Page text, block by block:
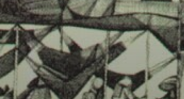
El escritor
Amado lo
“del sufrido